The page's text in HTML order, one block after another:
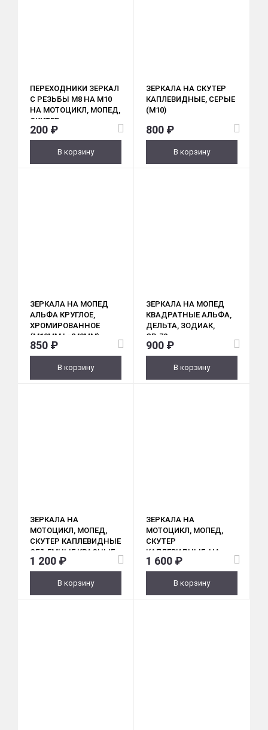
ПЕРЕХОДНИКИ ЗЕРКАЛ
С РЕЗЬБЫ М8 НА М10
НА МОТОЦИКЛ, МОПЕД,
СКУТЕР
200 ₽
В корзину
ЗЕРКАЛА НА СКУТЕР
КАПЛЕВИДНЫЕ, СЕРЫЕ
(M10)
800 ₽
В корзину
ЗЕРКАЛА НА МОПЕД
АЛЬФА КРУГЛОЕ,
ХРОМИРОВАННОЕ
(М10ММ L=240MM)
850 ₽
В корзину
ЗЕРКАЛА НА МОПЕД
КВАДРАТНЫЕ АЛЬФА,
ДЕЛЬТА, ЗОДИАК,
ОВ-70
900 ₽
В корзину
ЗЕРКАЛА НА
МОТОЦИКЛ, МОПЕД,
СКУТЕР КАПЛЕВИДНЫЕ
ОБЪЕМНЫЕ КРАСНЫЕ
ПОВОРОТНИК
(ПЛОСКИЙ РАЗЪЕМ)
1 200 ₽
В корзину
ЗЕРКАЛА НА
МОТОЦИКЛ, МОПЕД,
СКУТЕР
КАПЛЕВИДНЫЕ, НА
БОЛЬШОЙ НОЖКЕ,
КРЕПКОЕ ОСНОВАНИЕ,
ХРОМ М10
1 600 ₽
В корзину